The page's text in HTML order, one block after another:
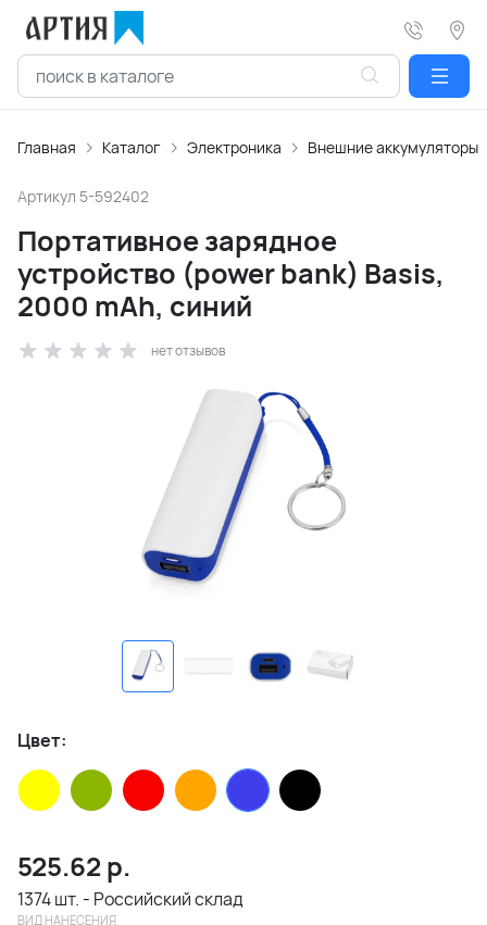
Главная Каталог Электроника Внешние аккумуляторы
Артикул 5-592402
Портативное зарядное
устройство (power bank) Basis,
2000 mAh, синий
нет отзывов
Цвет:
525.62 р.
1374 шт. - Российский склад
ВИД НАНЕСЕНИЯ